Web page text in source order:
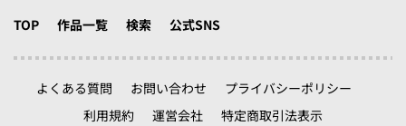
TOP 作品一覧 検索 公式SNS
よくある質問 お問い合わせ
プライバシーポリシー
利用規約
運営会社 特定商取引法表示